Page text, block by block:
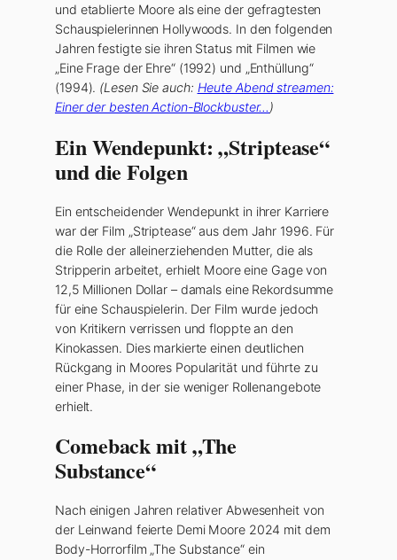
und etablierte Moore als eine der gefragtesten
Schauspielerinnen Hollywoods. In den folgenden
Jahren festigte sie ihren Status mit Filmen wie
„Eine Frage der Ehre“ (1992) und „Enthüllung“
(1994). (Lesen Sie auch: Heute Abend streamen:
Einer der besten Action-Blockbuster…)
Ein Wendepunkt: „Striptease“
und die Folgen
Ein entscheidender Wendepunkt in ihrer Karriere
war der Film „Striptease“ aus dem Jahr 1996. Für
die Rolle der alleinerziehenden Mutter, die als
Stripperin arbeitet, erhielt Moore eine Gage von
12,5 Millionen Dollar – damals eine Rekordsumme
für eine Schauspielerin. Der Film wurde jedoch
von Kritikern verrissen und floppte an den
Kinokassen. Dies markierte einen deutlichen
Rückgang in Moores Popularität und führte zu
einer Phase, in der sie weniger Rollenangebote
erhielt.
Comeback mit „The
Substance“
Nach einigen Jahren relativer Abwesenheit von
der Leinwand feierte Demi Moore 2024 mit dem
Body-Horrorfilm „The Substance“ ein